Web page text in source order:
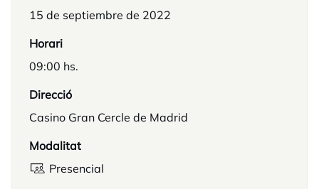
15 de septiembre de 2022
Horari
09:00 hs.
Direcció
Casino Gran Cercle de Madrid
Modalitat
Presencial